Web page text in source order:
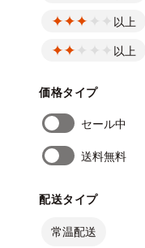
以上
以上
価格タイプ
セール中
送料無料
配送タイプ
常温配送